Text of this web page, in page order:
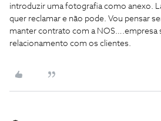
introduzir uma fotografia como anexo.
quer reclamar e não pode. Vou pensar
manter contrato com a NOS….empresa
relacionamento com os clientes.